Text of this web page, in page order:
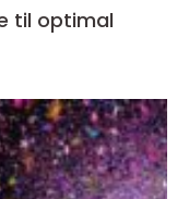
til optimal